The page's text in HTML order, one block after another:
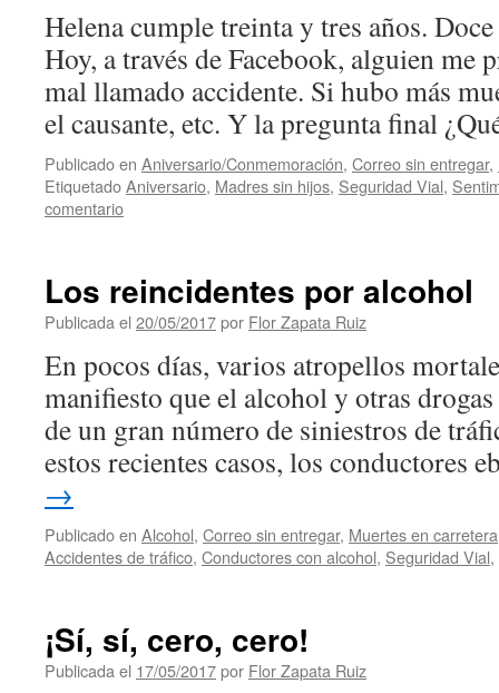
Helena cumple treinta y tres años.
Hoy, a través de Facebook, alguien me
mal llamado accidente. Si hubo más
el causante, etc. Y la pregunta final
Publicado en Aniversario/Conmemoración, Correo sin entregar,
EtiquetadoAniversario, Madres sin hijos, Seguridad Vial,
comentario
Los reincidentes por alcohol
Publicada el 20/05/2017por Flor Zapata Ruiz
En pocos días, varios atropellos
manifiesto que el alcohol y otras
de un gran número de siniestros de
estos recientes casos, los conductores
→
Publicado en Alcohol, Correo sin entregar, Muertes en carretera
Accidentes de tráfico, Conductores con alcohol, Seguridad Vial,
¡Sí, sí, cero, cero!
Publicada el 17/05/2017por Flor Zapata Ruiz